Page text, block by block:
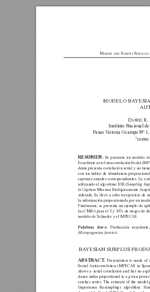
MARINE AND FISHERY SCIENCES
MODELO BA
DANIEL R.
Instituto Nacional
Paseo Victoria Ocampo Nº
1
RESUMEN. Se presenta un modelo
Excedente con Autocorrelación Serial
dente presenta correlación serial y no
con un índice de abundancia
capturas anuales correspondientes. La
utilizando el algoritmo SIR (Sampling
la Captura Máxima Biológicamente
siderada. Se llevó a cabo un ejercicio de
la información proporcionada por un
Finalmente, se presenta un ejemplo de
las CMBA para el 5 y 10% de riesgo de
modelo de Schaefer y el MPECAS.
Palabras clave: Producción
Micropogonias furnieri.
BAYESIAN SURPLUS
ABSTRACT. Presentation is made
Serial Autocorrelation (MPECAS in
shows a serial correlation and has no
dance index proportional to a given
catches series. The estimate of the
Importance Resampling) algorithm.